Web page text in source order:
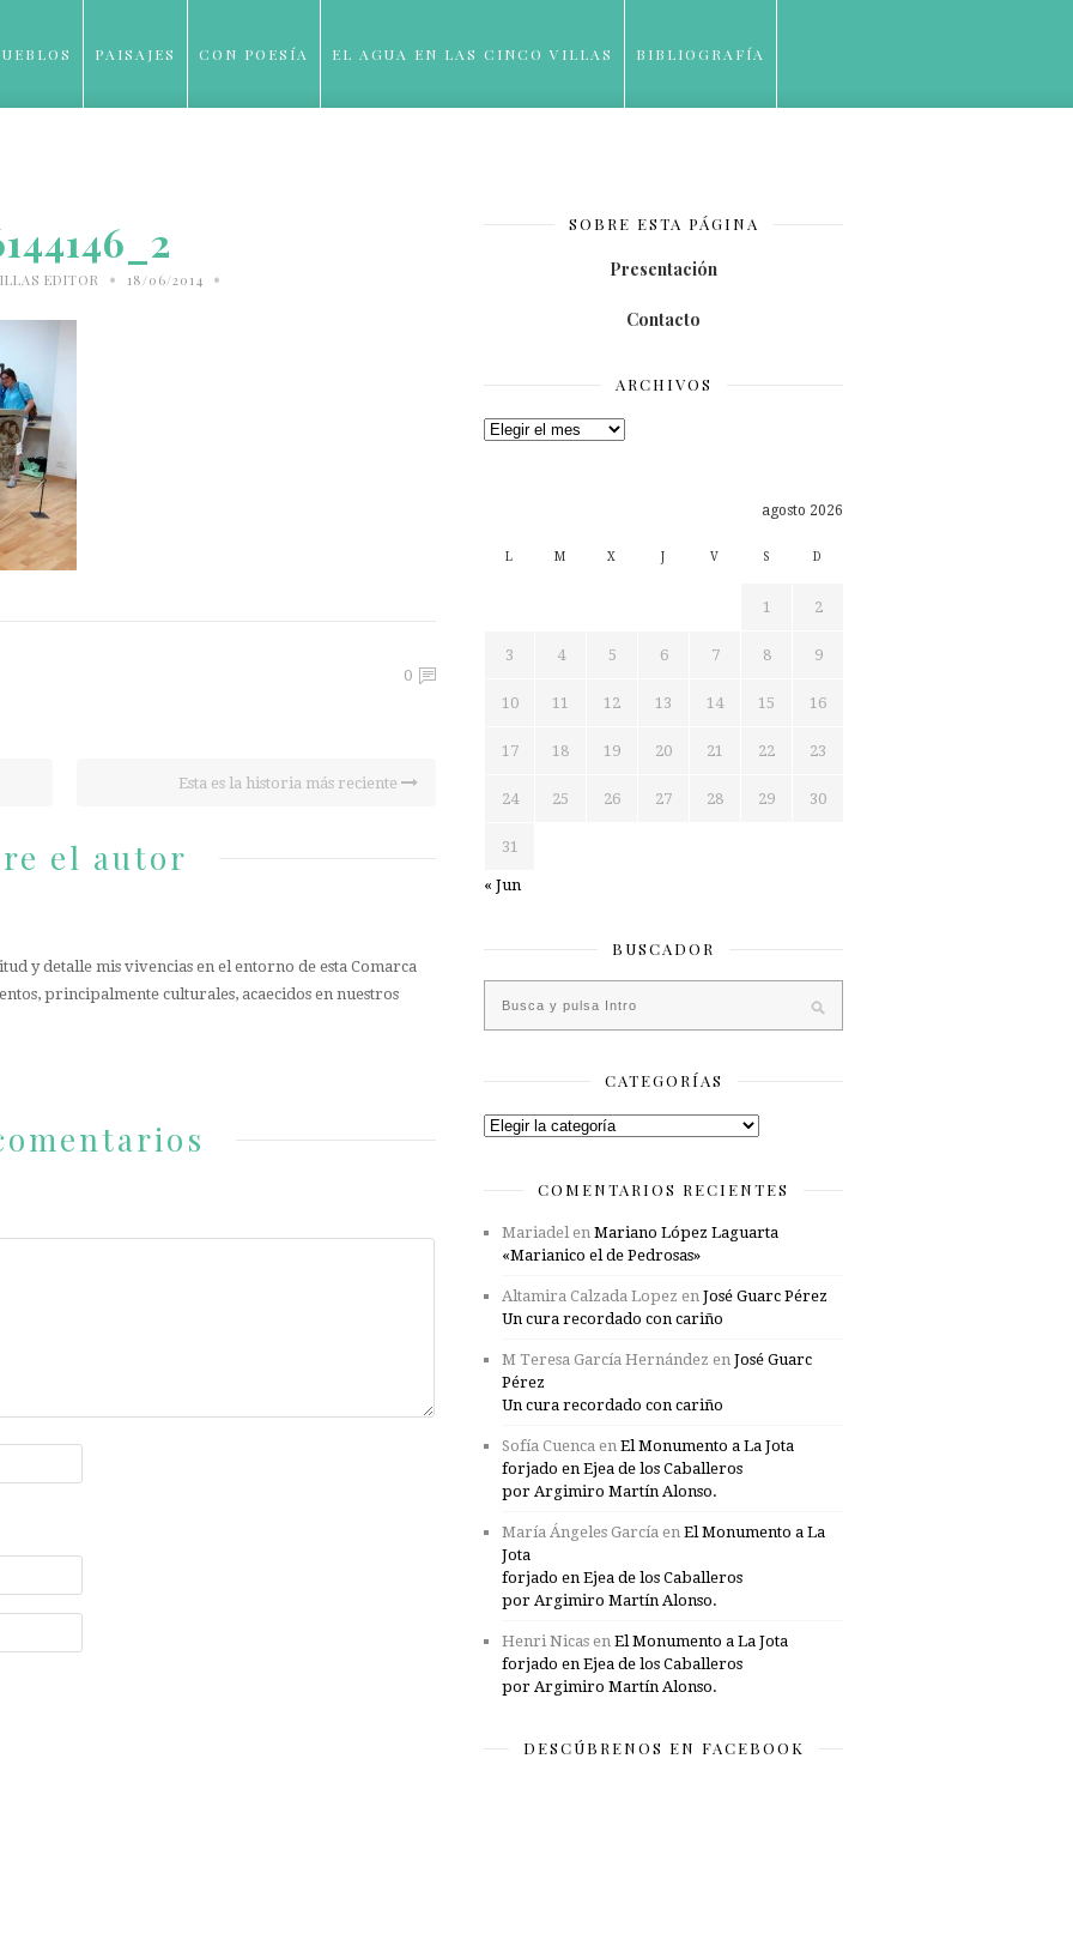
PAISAJES CON POESÍA EL AGUA EN LAS CINCO VILLAS BIBLIOGRAFÍA
EDITOR • 18/06/2014 •
0
Esta es la historia más reciente
el autor
y detalle mis vivencias en el entorno de esta Comarca
principalmente culturales, acaecidos en nuestros
SOBRE ESTA PÁGINA
Presentación
Contacto
ARCHIVOS
Archivos
agosto 2026
L M X J V S D
1 2
3 4 5 6 7 8 9
10 11 12 13 14 15 16
17 18 19 20 21 22 23
24 25 26 27 28 29 30
31
« Jun
BUSCADOR
CATEGORÍAS
Categorías
COMENTARIOS RECIENTES
Mariadelen Mariano López Laguarta
«Marianico el de Pedrosas»
Altamira Calzada Lopez en José Guarc Pérez
Un cura recordado con cariño
M Teresa García Hernández en José Guarc
Pérez
Un cura recordado con cariño
Sofía Cuenca en El Monumento a La Jota
forjado en Ejea de los Caballeros
por Argimiro Martín Alonso.
María Ángeles García en El Monumento a La
Jota
forjado en Ejea de los Caballeros
por Argimiro Martín Alonso.
Henri Nicas en El Monumento a La Jota
forjado en Ejea de los Caballeros
por Argimiro Martín Alonso.
DESCÚBRENOS EN FACEBOOK